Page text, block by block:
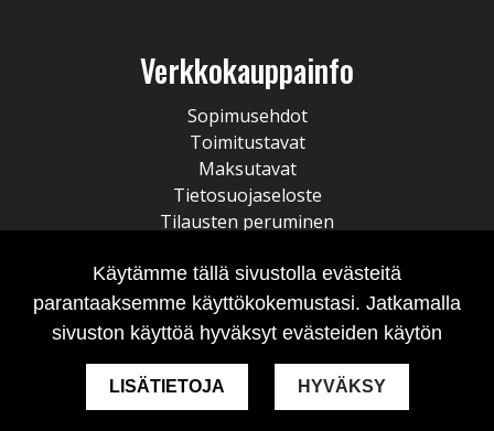
Verkkokauppainfo
Sopimusehdot
Toimitustavat
Maksutavat
Tietosuojaseloste
Tilausten peruminen
Käytämme tällä sivustolla evästeitä
parantaaksemme käyttökokemustasi. Jatkamalla
sivuston käyttöä hyväksyt evästeiden käytön
LISÄTIETOJA HYVÄKSY